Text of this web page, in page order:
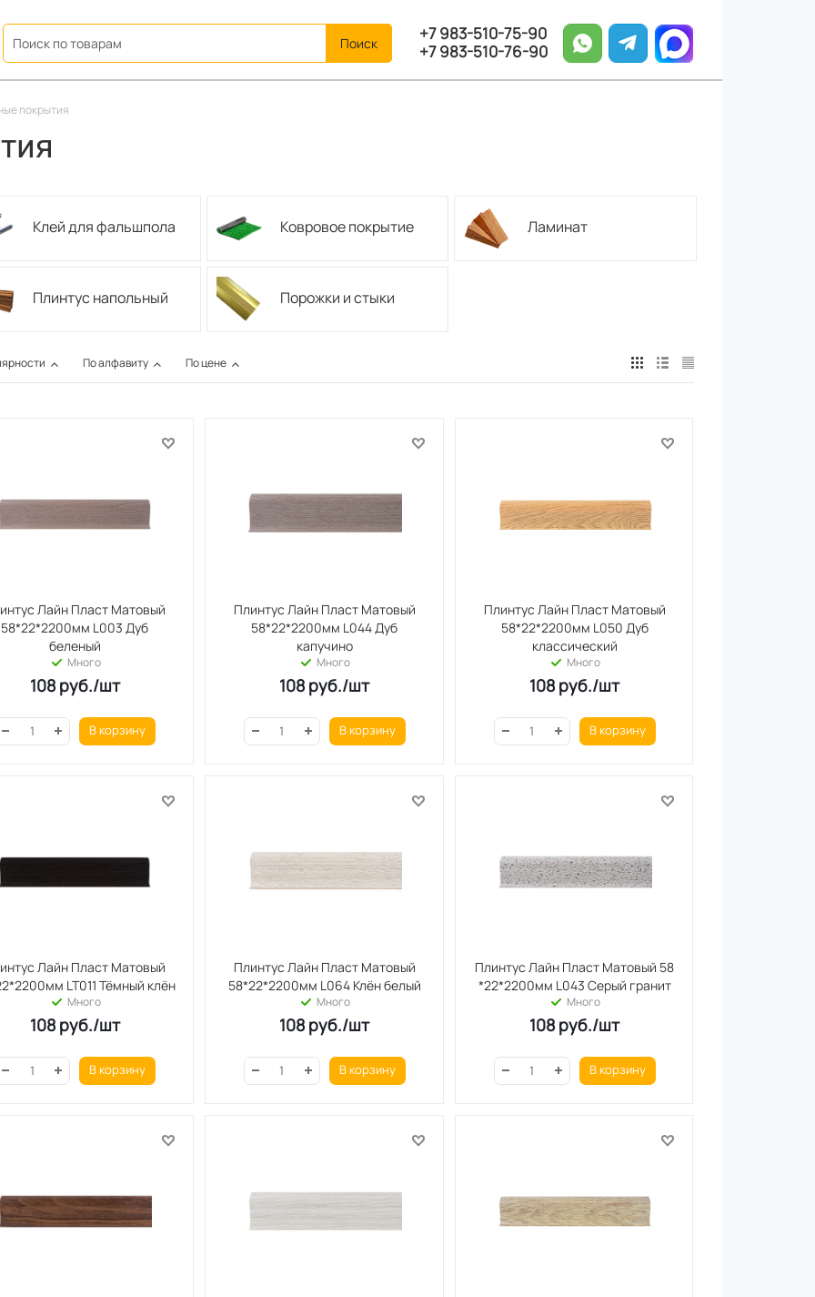
+7 983-510-75-90
+7 983-510-76-90
покрытия
Клей для фальшпола Ковровое покрытие Ламинат
Плинтус напольный Порожки и стыки
По алфавиту По цене
Лайн Пласт Матовый
58*22*2200мм L003 Дуб
беленый
Много
108руб./шт
В корзину
Плинтус Лайн Пласт Матовый
58*22*2200мм L044 Дуб
капучино
Много
108 руб./шт
В корзину
Плинтус Лайн Пласт Матовый
58*22*2200мм L050 Дуб
классический
Много
108 руб./шт
В корзину
Лайн Пласт Матовый
LT011 Тёмный клён
Много
108руб./шт
В корзину
Плинтус Лайн Пласт Матовый
58*22*2200мм L064 Клён белый
Много
108 руб./шт
В корзину
Плинтус Лайн Пласт Матовый 58
*22*2200мм L043 Серый гранит
Много
108 руб./шт
В корзину